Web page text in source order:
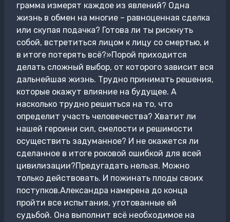
грамма измерят каждое из явлений? Одна
жизнь в обмен на многие – равноценная сделка
или скупая подачка? Готова ли ты рискнуть
собой, встретиться лицом к лицу со смертью, и
в итоге потерять всё?»Порой приходится
делать сложный выбор, от которого зависит вся
дальнейшая жизнь. Трудно принимать решения,
которые окажут влияние на будущее. А
насколько трудно решиться на то, что
определит участь человечества? Хватит ли
нашей героини сил, смелости и решимости
осуществить задуманное? И не окажется ли
сделанное в итоге роковой ошибкой для всей
цивилизации?Предугадать нельзя. Можно
только действовать. И пожинать плоды своих
поступков.Александра намерена до конца
пройти все испытания, уготованные ей
судьбой. Она выполнит всё необходимое на